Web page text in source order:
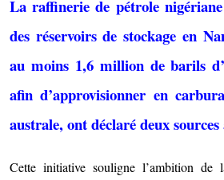
La raffinerie de pétrole
des réservoirs de stockage en
au moins 1,6 million de barils
afin d’approvisionner en
australe, ont déclaré deux
Cette initiative souligne l’ambition de